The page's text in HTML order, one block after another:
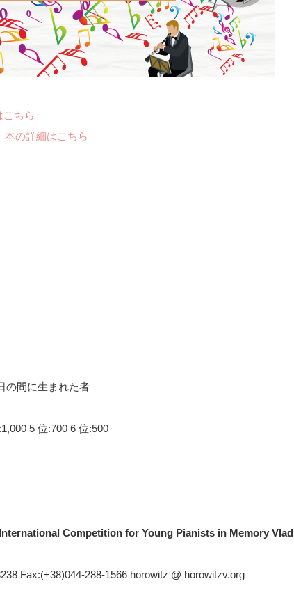
こちら
本の詳細はこちら
の間に生まれた者
5 位:700 6 位:500
Competition for Young Pianists in Memory
Fax:(+38)044-288-1566 horowitz @ horowitzv.org